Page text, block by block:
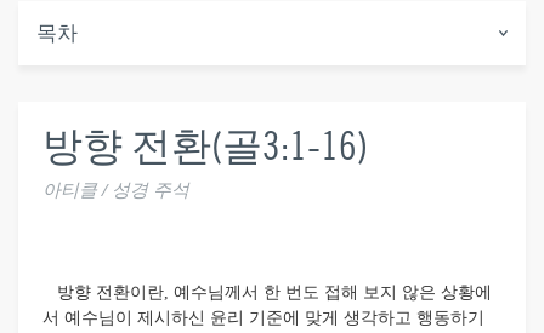
목차
방향 전환(골3:1-16)
아티클 / 성경 주석
방향 전환이란, 예수님께서 한 번도 접해 보지 않은 상황에
서 예수님이 제시하신 윤리 기준에 맞게 생각하고 행동하기